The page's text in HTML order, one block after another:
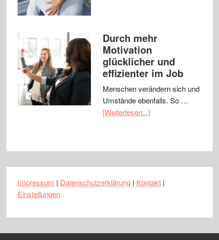
Durch mehr
Motivation
glücklicher und
effizienter im Job
Menschen verändern sich und
Umstände ebenfalls. So …
[Weiterlesen...]
Impressum | Datenschutzerklärung| Kontakt|
Einstellungen